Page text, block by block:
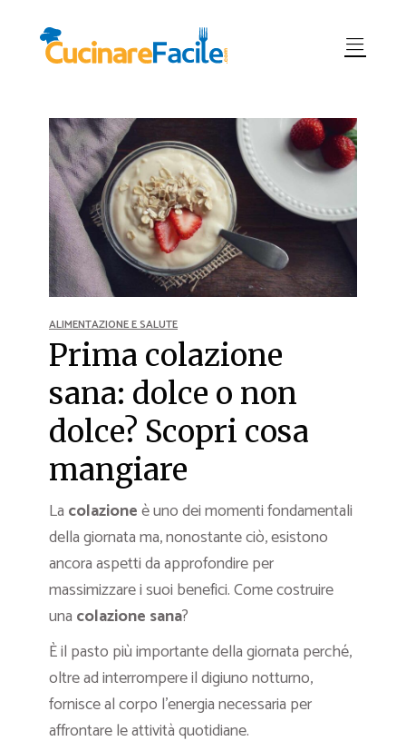
ALIMENTAZIONE E SALUTE
Prima colazione
sana: dolce o non
dolce? Scopri cosa
mangiare
La colazioneè uno dei momenti fondamentali
della giornata ma, nonostante ciò, esistono
ancora aspetti da approfondire per
massimizzare i suoi benefici. Come costruire
una colazione sana?
È il pasto più importante della giornata perché,
oltre ad interrompere il digiuno notturno,
fornisce al corpo l’energia necessaria per
affrontare le attività quotidiane.